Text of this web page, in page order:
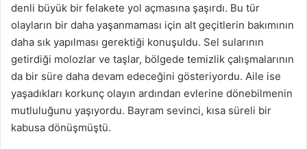
denli büyük bir felakete yol açmasına şaşırdı. Bu tür
olayların bir daha yaşanmaması için alt geçitlerin bakımının
daha sık yapılması gerektiği konuşuldu. Sel sularının
getirdiği molozlar ve taşlar, bölgede temizlik çalışmalarının
da bir süre daha devam edeceğini gösteriyordu. Aile ise
yaşadıkları korkunç olayın ardından evlerine dönebilmenin
mutluluğunu yaşıyordu. Bayram sevinci, kısa süreli bir
kabusa dönüşmüştü.